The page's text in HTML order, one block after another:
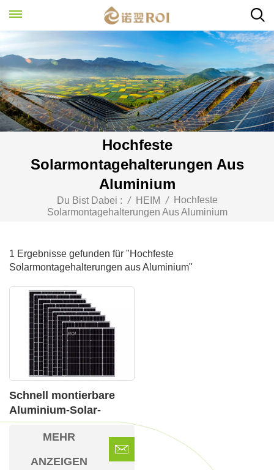
Hochfeste
Solarmontagehalterungen Aus
Aluminium
Du Bist Dabei : / HEIM /
Hochfeste
Solarmontagehalterungen Aus Aluminium
1 Ergebnisse gefunden für "Hochfeste
Solarmontagehalterungen aus Aluminium"
Schnell montierbare
Aluminium-Solar-
Montagehalterungen
für gewerbliche
MEHR
ANZEIGEN